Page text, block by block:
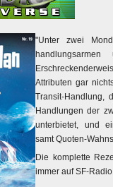
"Unter zwei
Attributen gar
Transit-Handlung,
Handlungen der
unterbietet, und
samt Quoten-
Die komplette
immer auf SF-